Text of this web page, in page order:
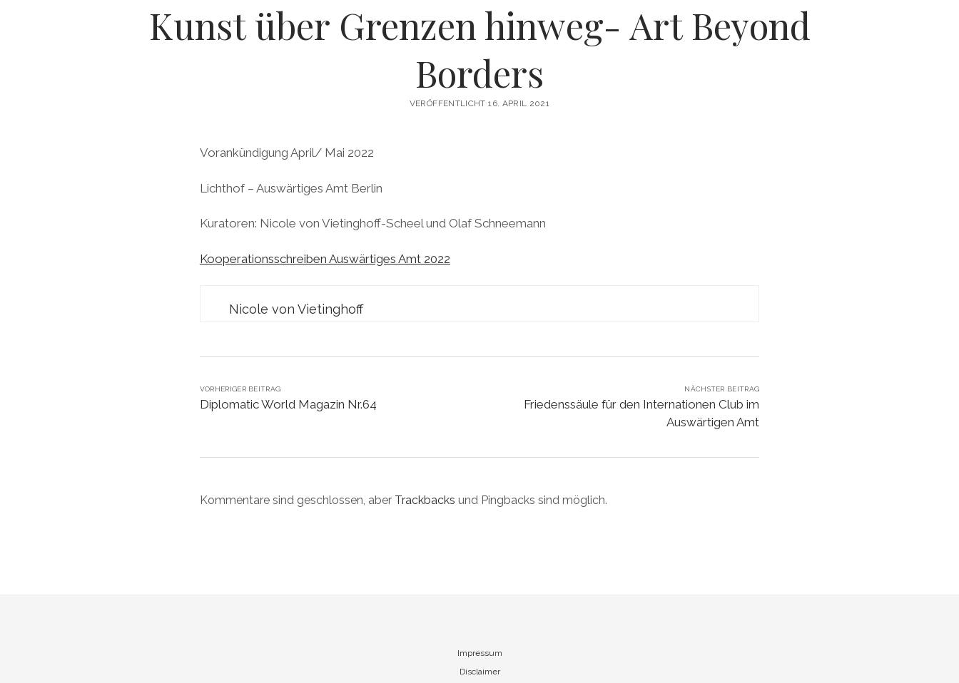
Kunst über Grenzen hinweg- Art Beyond
Borders
VERÖFFENTLICHT 16. APRIL 2021
Vorankündigung April/ Mai 2022
Lichthof – Auswärtiges Amt Berlin
Kuratoren: Nicole von Vietinghoff-Scheel und Olaf Schneemann
Kooperationsschreiben Auswärtiges Amt 2022
Nicole von Vietinghoff
VORHERIGER BEITRAG
Diplomatic World Magazin Nr.64
NÄCHSTER BEITRAG
Friedenssäule für den Internationen Club im
Auswärtigen Amt
Kommentare sind geschlossen, aber Trackbacks und Pingbacks sind möglich.
Impressum
Disclaimer